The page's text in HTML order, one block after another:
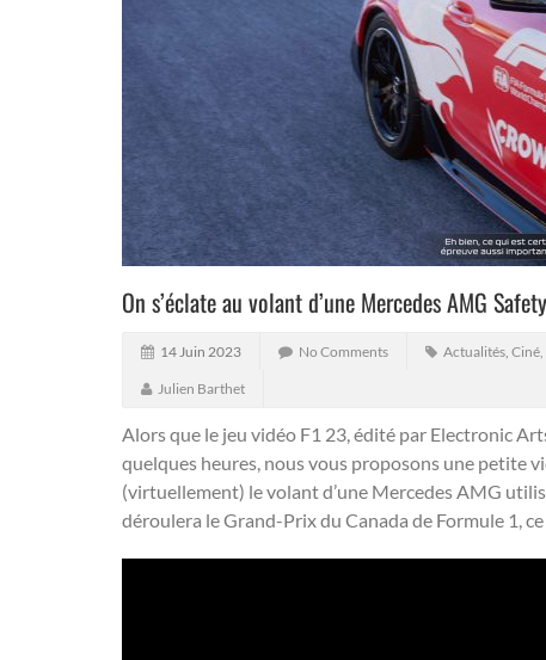
On s’éclate au volant d’une Mercedes AMG
14 Juin 2023 No Comments Actualités, Ciné,
Julien Barthet
Alors que le jeu vidéo F1 23, édité par Electronic
quelques heures, nous vous proposons une petite
(virtuellement) le volant d’une Mercedes AMG
déroulera le Grand-Prix du Canada de Formule 1,